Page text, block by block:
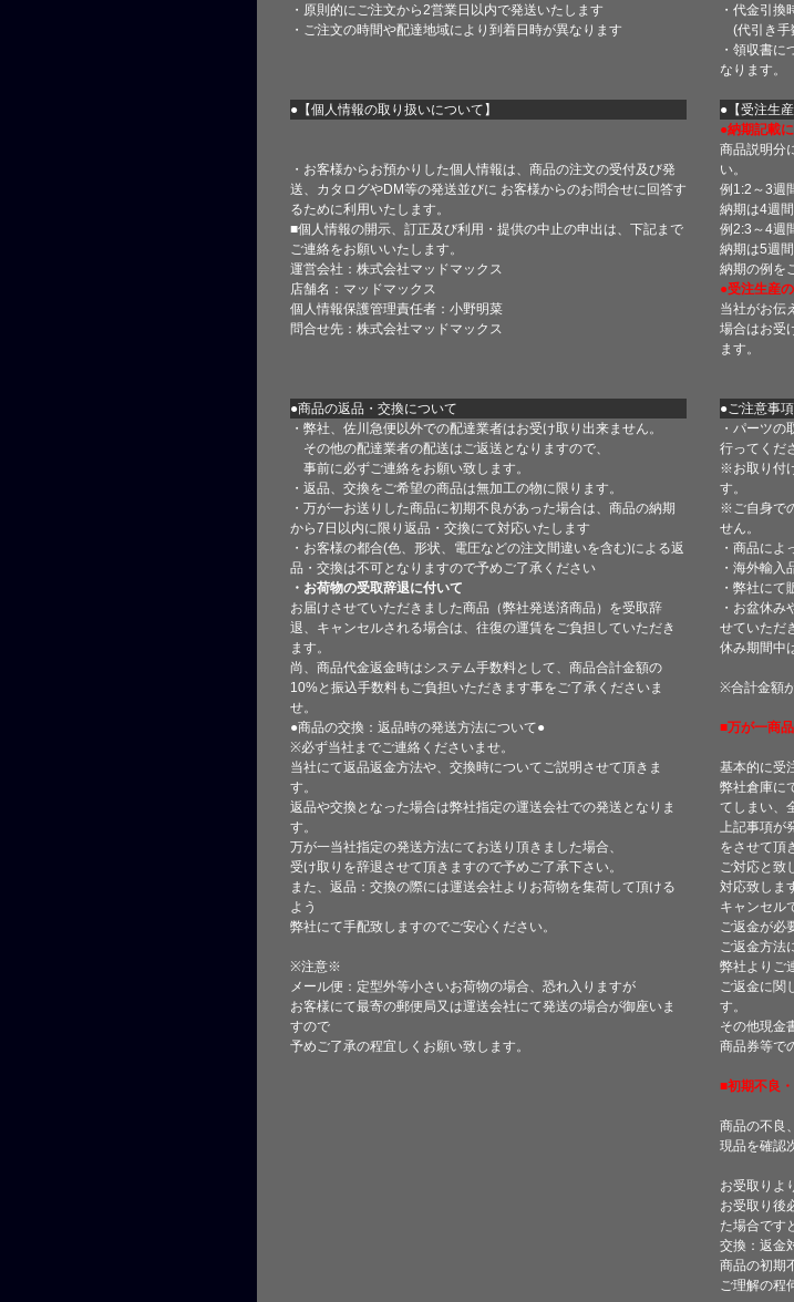
・原則的にご注文から2営業日以内で発送いたします
・ご注文の時間や配達地域により到着日時が異なります
・代金引換
(代引き手
・領収書
なります。
●【個人情報の取り扱いについて】 ●【受注生
・お客様からお預かりした個人情報は、商品の注文の受付及び発
送、カタログやDM等の発送並びに お客様からのお問合せに回答す
るために利用いたします。
■個人情報の開示、訂正及び利用・提供の中止の申出は、下記まで
ご連絡をお願いいたします。
運営会社：株式会社マッドマックス
店舗名：マッドマックス
個人情報保護管理責任者：小野明菜
問合せ先：株式会社マッドマックス
●納期記載
商品説明分
い。
例1:2～3週
納期は4週
例2:3～4週
納期は5週
納期の例を
●受注生産
当社がお伝
場合はお受
ます。
●商品の返品・交換について
●ご注意事項
・弊社、佐川急便以外での配達業者はお受け取り出来ません。
その他の配達業者の配送はご返送となりますので、
事前に必ずご連絡をお願い致します。
・返品、交換をご希望の商品は無加工の物に限ります。
・万が一お送りした商品に初期不良があった場合は、商品の納期
から7日以内に限り返品・交換にて対応いたします
・お客様の都合(色、形状、電圧などの注文間違いを含む)による返
品・交換は不可となりますので予めご了承ください
・お荷物の受取辞退に付いて
お届けさせていただきました商品（弊社発送済商品）を受取辞
退、キャンセルされる場合は、往復の運賃をご負担していただき
ます。
尚、商品代金返金時はシステム手数料として、商品合計金額の
10%と振込手数料もご負担いただきます事をご了承くださいま
せ。
●商品の交換：返品時の発送方法について●
※必ず当社までご連絡くださいませ。
当社にて返品返金方法や、交換時についてご説明させて頂きま
す。
返品や交換となった場合は弊社指定の運送会社での発送となりま
す。
万が一当社指定の発送方法にてお送り頂きました場合、
受け取りを辞退させて頂きますので予めご了承下さい。
また、返品：交換の際には運送会社よりお荷物を集荷して頂ける
よう
弊社にて手配致しますのでご安心ください。
※注意※
メール便：定型外等小さいお荷物の場合、恐れ入りますが
お客様にて最寄の郵便局又は運送会社にて発送の場合が御座いま
すので
予めご了承の程宜しくお願い致します。
・パーツ
行ってくだ
※お取り付
す。
※ご自身で
せん。
・商品によ
・海外輸入
・弊社にて
・お盆休
せていただ
休み期間中
※合計金額
■万が一商
基本的に受
弊社倉庫に
てしまい、
上記事項
をさせて頂
ご対応と致
対応致しま
キャンセル
ご返金が必
ご返金方法
弊社よりご
ご返金に関
す。
その他現金
商品券等で
■初期不良
商品の不良
現品を確認
お受取りよ
お受取り後
た場合です
交換：返金
商品の初期
ご理解の程